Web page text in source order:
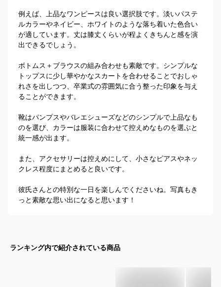
例えば、上品なワンピースは良い選択肢です。淡いパステ
ルカラーやネイビー、ホワイトのような落ち着いた色合い
が適しています。丈は膝丈くらいが程よくきちんと感を演
出できるでしょう。
ボトムス＋ブラウスの組み合わせも素敵です。シンプルな
トップスに少し華やかなスカートを合わせることでおしゃ
れさを出しつつ、卒業式の雰囲気に合う整った印象を与え
ることができます。
靴はパンプスやバレエシューズなどのシンプルで上品なも
のを選び、カラーは服装に合わせて控えめなものを選ぶと
統一感が出ます。
また、アクセサリーは控えめにして、小さなピアスやネッ
クレス程度にまとめると良いです。
彼氏さんとの特別な一日を楽しんでくださいね。写真もき
っと素敵な思い出になると思います！
ランキング内で紹介されている商品